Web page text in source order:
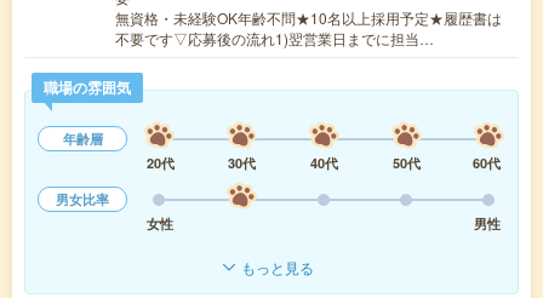
無資格・未経験OK年齢不問★10名以上採用予定★履歴書は
不要です▽応募後の流れ1)翌営業日までに担当…
職場の雰囲気
年齢層
20代
30代 40代 50代
60代
男女比率
女性
男性
もっと見る